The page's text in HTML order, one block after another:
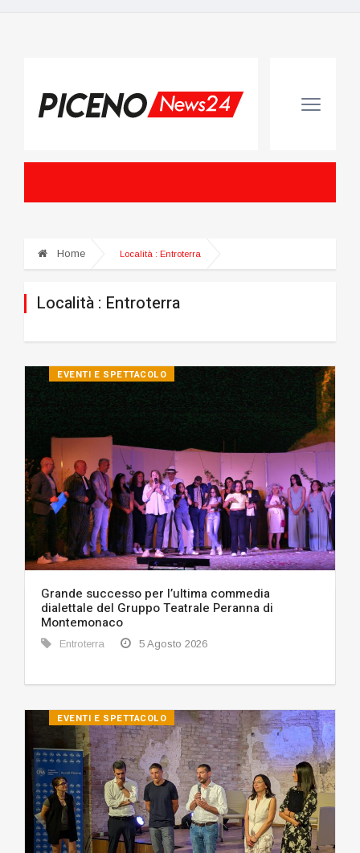
Home Località : Entroterra
Località : Entroterra
EVENTI E SPETTACOLO
Grande successo per l’ultima commedia
dialettale del Gruppo Teatrale Peranna di
Montemonaco
Entroterra 5 Agosto 2026
EVENTI E SPETTACOLO